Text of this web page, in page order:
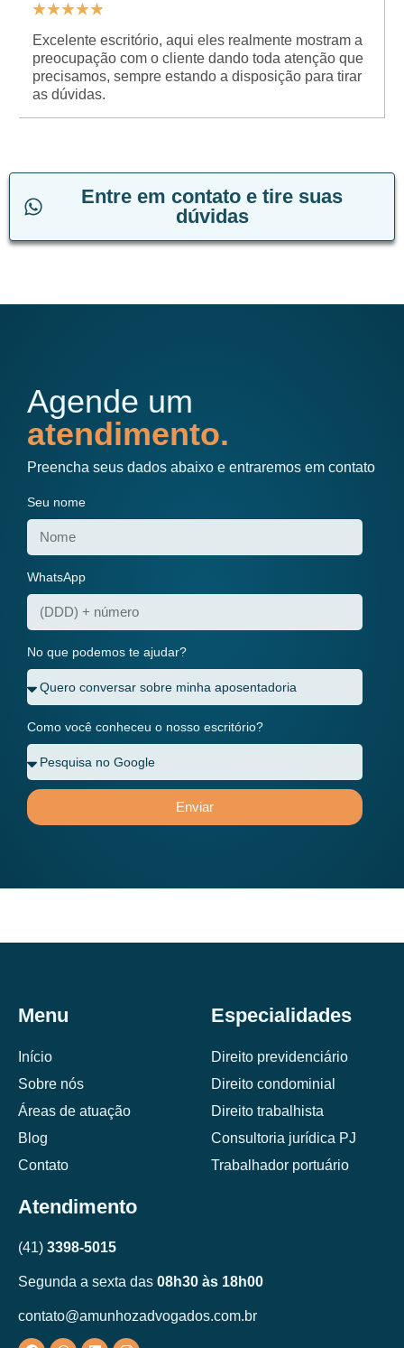
★★★★★
Excelente escritório, aqui eles realmente mostram a
preocupação com o cliente dando toda atenção que
precisamos, sempre estando a disposição para tirar
as dúvidas.
Entre em contato e tire suas
dúvidas
Agende um
atendimento.
Preencha seus dados abaixo e entraremos em contato
Seu nome
WhatsApp
No que podemos te ajudar?
Como você conheceu o nosso escritório?
Enviar
Menu
Início
Sobre nós
Áreas de atuação
Blog
Contato
Especialidades
Direito previdenciário
Direito condominial
Direito trabalhista
Consultoria jurídica PJ
Trabalhador portuário
Atendimento
(41) 3398-5015
Segunda a sexta das 08h30 às 18h00
contato@amunhozadvogados.com.br